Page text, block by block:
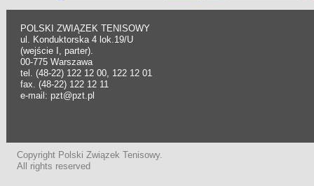
POLSKI ZWIĄZEK TENISOWY
ul. Konduktorska 4 lok.19/U
(wejście I, parter).
00-775 Warszawa
tel. (48-22) 122 12 00, 122 12 01
fax. (48-22) 122 12 11
e-mail: pzt@pzt.pl
Copyright Polski Związek Tenisowy.
All rights reserved